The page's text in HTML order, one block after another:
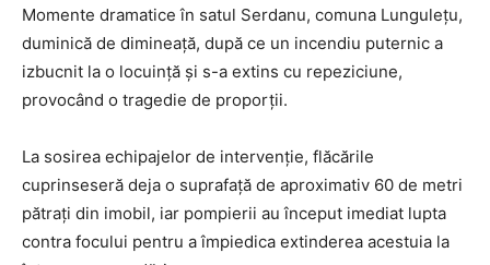
Momente dramatice în satul Serdanu, comuna Lungulețu,
duminică de dimineață, după ce un incendiu puternic a
izbucnit la o locuință și s-a extins cu repeziciune,
provocând o tragedie de proporții.
La sosirea echipajelor de intervenție, flăcările
cuprinseseră deja o suprafață de aproximativ 60 de metri
pătrați din imobil, iar pompierii au început imediat lupta
contra focului pentru a împiedica extinderea acestuia la